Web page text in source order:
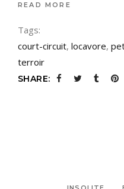
READ MORE
Tags:
court-circuit, locavore,
terroir
SHARE: